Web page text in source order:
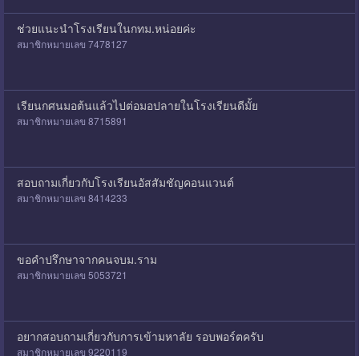
ช่วยแนะนำโรงเรียนในกทม.หน่อยค่ะ
สมาชิกหมายเลข 7478127
เรียนกศนมอต้นแล้วไปต่อมอปลายในโรงเรียนดีมั้ย
สมาชิกหมายเลข 8715891
สอบถามเกี่ยวกับโรงเรียนอัสสัมชัญคอนแวนต์
สมาชิกหมายเลข 8414233
ขอคำปรึกษาจากคนจบม.ราม
สมาชิกหมายเลข 5053721
อยากสอบถามเกี่ยวกับการเข้ามหาลัย รอบพอร์ตครับ
สมาชิกหมายเลข 9220119